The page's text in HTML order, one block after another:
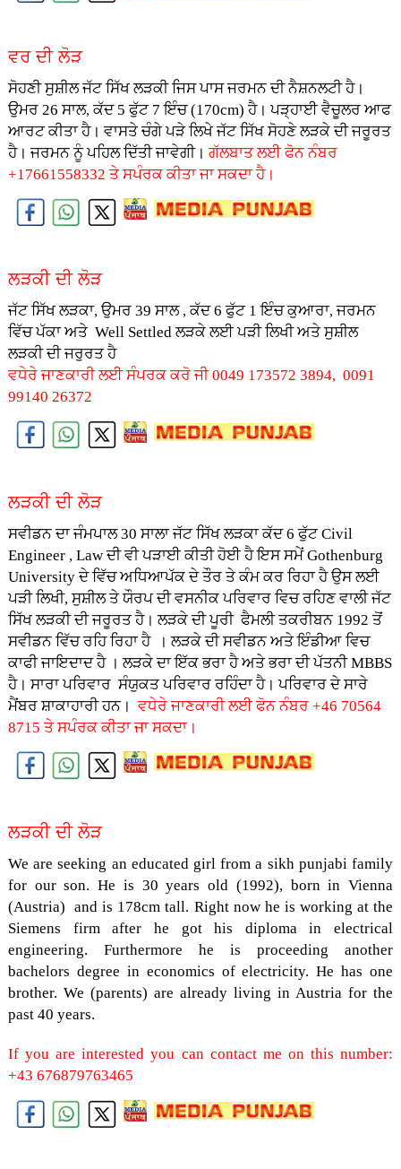
ਵਰ ਦੀ ਲੋੜ
ਸੋਹਣੀ ਸੁਸ਼ੀਲ ਜੱਟ ਸਿੱਖ ਲੜਕੀ ਜਿਸ ਪਾਸ ਜਰਮਨ ਦੀ ਨੈਸ਼ਨਲਟੀ ਹੈ।
ਉਮਰ 26 ਸਾਲ, ਕੱਦ 5 ਫੁੱਟ 7 ਇੰਚ (170cm) ਹੈ। ਪੜ੍ਹਾਈ ਵੈਚੂਲਰ ਆਫ
ਆਰਟ ਕੀਤਾ ਹੈ। ਵਾਸਤੇ ਚੰਗੇ ਪੜੇ ਲਿਖੇ ਜੱਟ ਸਿੱਖ ਸੋਹਣੇ ਲੜਕੇ ਦੀ ਜਰੂਰਤ
ਹੈ। ਜਰਮਨ ਨੂੰ ਪਹਿਲ ਦਿੱਤੀ ਜਾਵੇਗੀ।ਗੱਲਬਾਤ ਲਈ ਫੋਨ ਨੰਬਰ
+17661558332 ਤੇ ਸਪੰਰਕ ਕੀਤਾ ਜਾ ਸਕਦਾ ਹੈ।
ਲੜਕੀ ਦੀ ਲੋੜ
ਜੱਟ ਸਿੱਖ ਲੜਕਾ, ਉਮਰ 39 ਸਾਲ , ਕੱਦ 6 ਫੁੱਟ 1 ਇੰਚ ਕੁਆਰਾ, ਜਰਮਨ
ਵਿੱਚ ਪੱਕਾ ਅਤੇ Well Settled ਲੜਕੇ ਲਈ ਪੜੀ ਲਿਖੀ ਅਤੇ ਸੁਸ਼ੀਲ
ਲੜਕੀ ਦੀ ਜਰੁਰਤ ਹੈ
ਵਧੇਰੇ ਜਾਣਕਾਰੀ ਲਈ ਸੰਪਰਕ ਕਰੋ ਜੀ 0049 173572 3894, 0091
99140 26372
ਲੜਕੀ ਦੀ ਲੋੜ
ਸਵੀਡਨ ਦਾ ਜੰਮਪਾਲ 30 ਸਾਲਾ ਜੱਟ ਸਿੱਖ ਲੜਕਾ ਕੱਦ 6 ਫੁੱਟ Civil
Engineer , Law ਦੀ ਵੀ ਪੜਾਈ ਕੀਤੀ ਹੋਈ ਹੈ ਇਸ ਸਮੇਂ Gothenburg
University ਦੇ ਵਿੱਚ ਅਧਿਆਪੱਕ ਦੇ ਤੌਰ ਤੇ ਕੰਮ ਕਰ ਰਿਹਾ ਹੈ ਉਸ ਲਈ
ਪੜੀ ਲਿਖੀ, ਸੁਸ਼ੀਲ ਤੇ ਯੌਰਪ ਦੀ ਵਸਨੀਕ ਪਰਿਵਾਰ ਵਿਚ ਰਹਿਣ ਵਾਲੀ ਜੱਟ
ਸਿੱਖ ਲੜਕੀ ਦੀ ਜਰੂਰਤ ਹੈ। ਲੜਕੇ ਦੀ ਪੂਰੀ ਫੈਮਲੀ ਤਕਰੀਬਨ 1992 ਤੋਂ
ਸਵੀਡਨ ਵਿੱਚ ਰਹਿ ਰਿਹਾ ਹੈ । ਲੜਕੇ ਦੀ ਸਵੀਡਨ ਅਤੇ ਇੰਡੀਆ ਵਿਚ
ਕਾਫੀ ਜਾਇਦਾਦ ਹੈ । ਲੜਕੇ ਦਾ ਇੱਕ ਭਰਾ ਹੈ ਅਤੇ ਭਰਾ ਦੀ ਪੱਤਨੀ MBBS
ਹੈ। ਸਾਰਾ ਪਰਿਵਾਰ ਸੰਯੁਕਤ ਪਰਿਵਾਰ ਰਹਿੰਦਾ ਹੈ। ਪਰਿਵਾਰ ਦੇ ਸਾਰੇ
ਮੈਂਬਰ ਸ਼ਾਕਾਹਾਰੀ ਹਨ।ਵਧੇਰੇ ਜਾਣਕਾਰੀ ਲਈ ਫੋਨ ਨੰਬਰ +46 70564
8715 ਤੇ ਸਪੰਰਕ ਕੀਤਾ ਜਾ ਸਕਦਾ।
ਲੜਕੀ ਦੀ ਲੋੜ
We are seeking an educated girl from a sikh punjabi family
for our son. He is 30 years old (1992), born in Vienna
(Austria) and is 178cm tall. Right now he is working at the
Siemens firm after he got his diploma in electrical
engineering. Furthermore he is proceeding another
bachelors degree in economics of electricity. He has one
brother. We (parents) are already living in Austria for the
past 40 years.
If you are interested you can contact me on this number:
+43 676879763465